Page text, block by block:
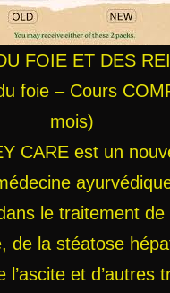
FOIE ET ​​DES
foie – Cours
mois)
CARE est un
le traitement de
de la stéatose
l’ascite et d’autres